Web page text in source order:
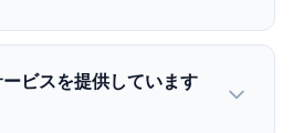
ビスを提供しています